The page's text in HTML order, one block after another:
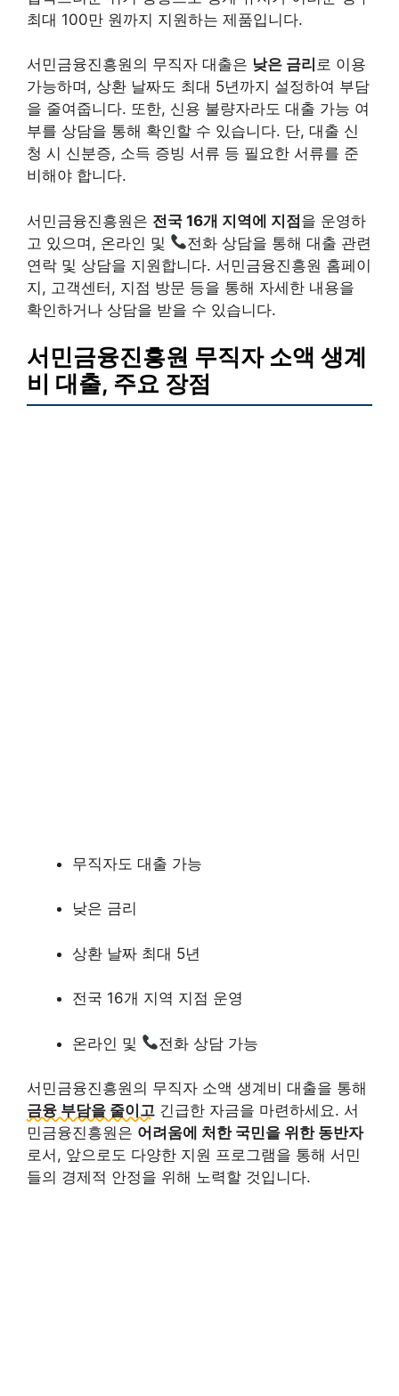
최대 100만 원까지 지원하는 제품입니다.
서민금융진흥원의 무직자 대출은 낮은 금리 로 이용
가능하며, 상환 날짜도 최대 5년까지 설정하여 부담
을 줄여줍니다. 또한, 신용 불량자라도 대출 가능 여
부를 상담을 통해 확인할 수 있습니다. 단, 대출 신
청 시 신분증, 소득 증빙 서류 등 필요한 서류를 준
비해야 합니다.
서민금융진흥원은 전국 16개 지역에 지점을 운영하
고 있으며, 온라인 및
전화 상담을 통해 대출 관련
연락 및 상담을 지원합니다. 서민금융진흥원 홈페이
지, 고객센터, 지점 방문 등을 통해 자세한 내용을
확인하거나 상담을 받을 수 있습니다.
서민금융진흥원 무직자 소액 생계
비 대출, 주요 장점
무직자도 대출 가능
낮은 금리
상환 날짜 최대 5년
전국 16개 지역 지점 운영
온라인 및 전화 상담 가능
서민금융진흥원의 무직자 소액 생계비 대출을 통해
금융 부담을 줄이고 긴급한 자금을 마련하세요. 서
민금융진흥원은 어려움에 처한 국민을 위한 동반자
로서, 앞으로도 다양한 지원 프로그램을 통해 서민
들의 경제적 안정을 위해 노력할 것입니다.